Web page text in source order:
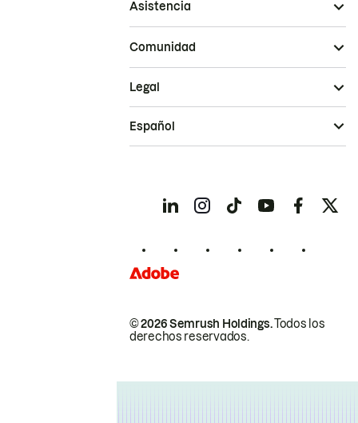
Asistencia
Comunidad
© 2026 Semrush Holdings.Todos los
derechos reservados.
Legal
Español